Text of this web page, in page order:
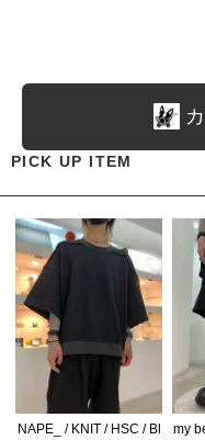
PICK UP ITEM
NAPE_ / KNIT / HSC / Bl
my